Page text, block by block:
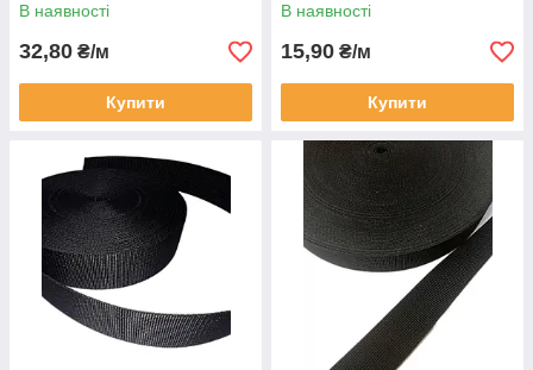
В наявності
32,80 ₴/м
Купити
В наявності
15,90 ₴/м
Купити